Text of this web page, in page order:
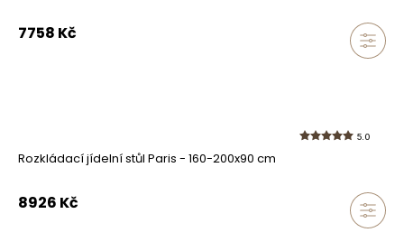
7758 Kč
5.0
Rozkládací jídelní stůl Paris - 160-200x90 cm
8926 Kč